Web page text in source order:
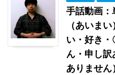
手話動画：
（あいま
い・好き
ん・申し
ありませ